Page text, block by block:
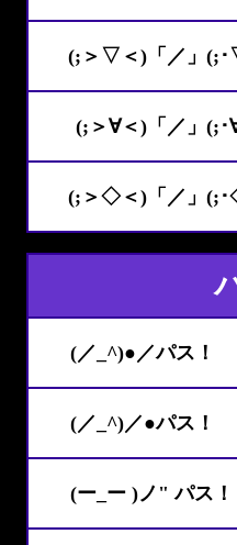
(;＞▽＜)「／」(;･
(;＞∀＜)「／」(;･
(;＞◇＜)「／」(;･
(／_^)●／パス！
(／_^)／●パス！
(ー_ー )ノ" パス！